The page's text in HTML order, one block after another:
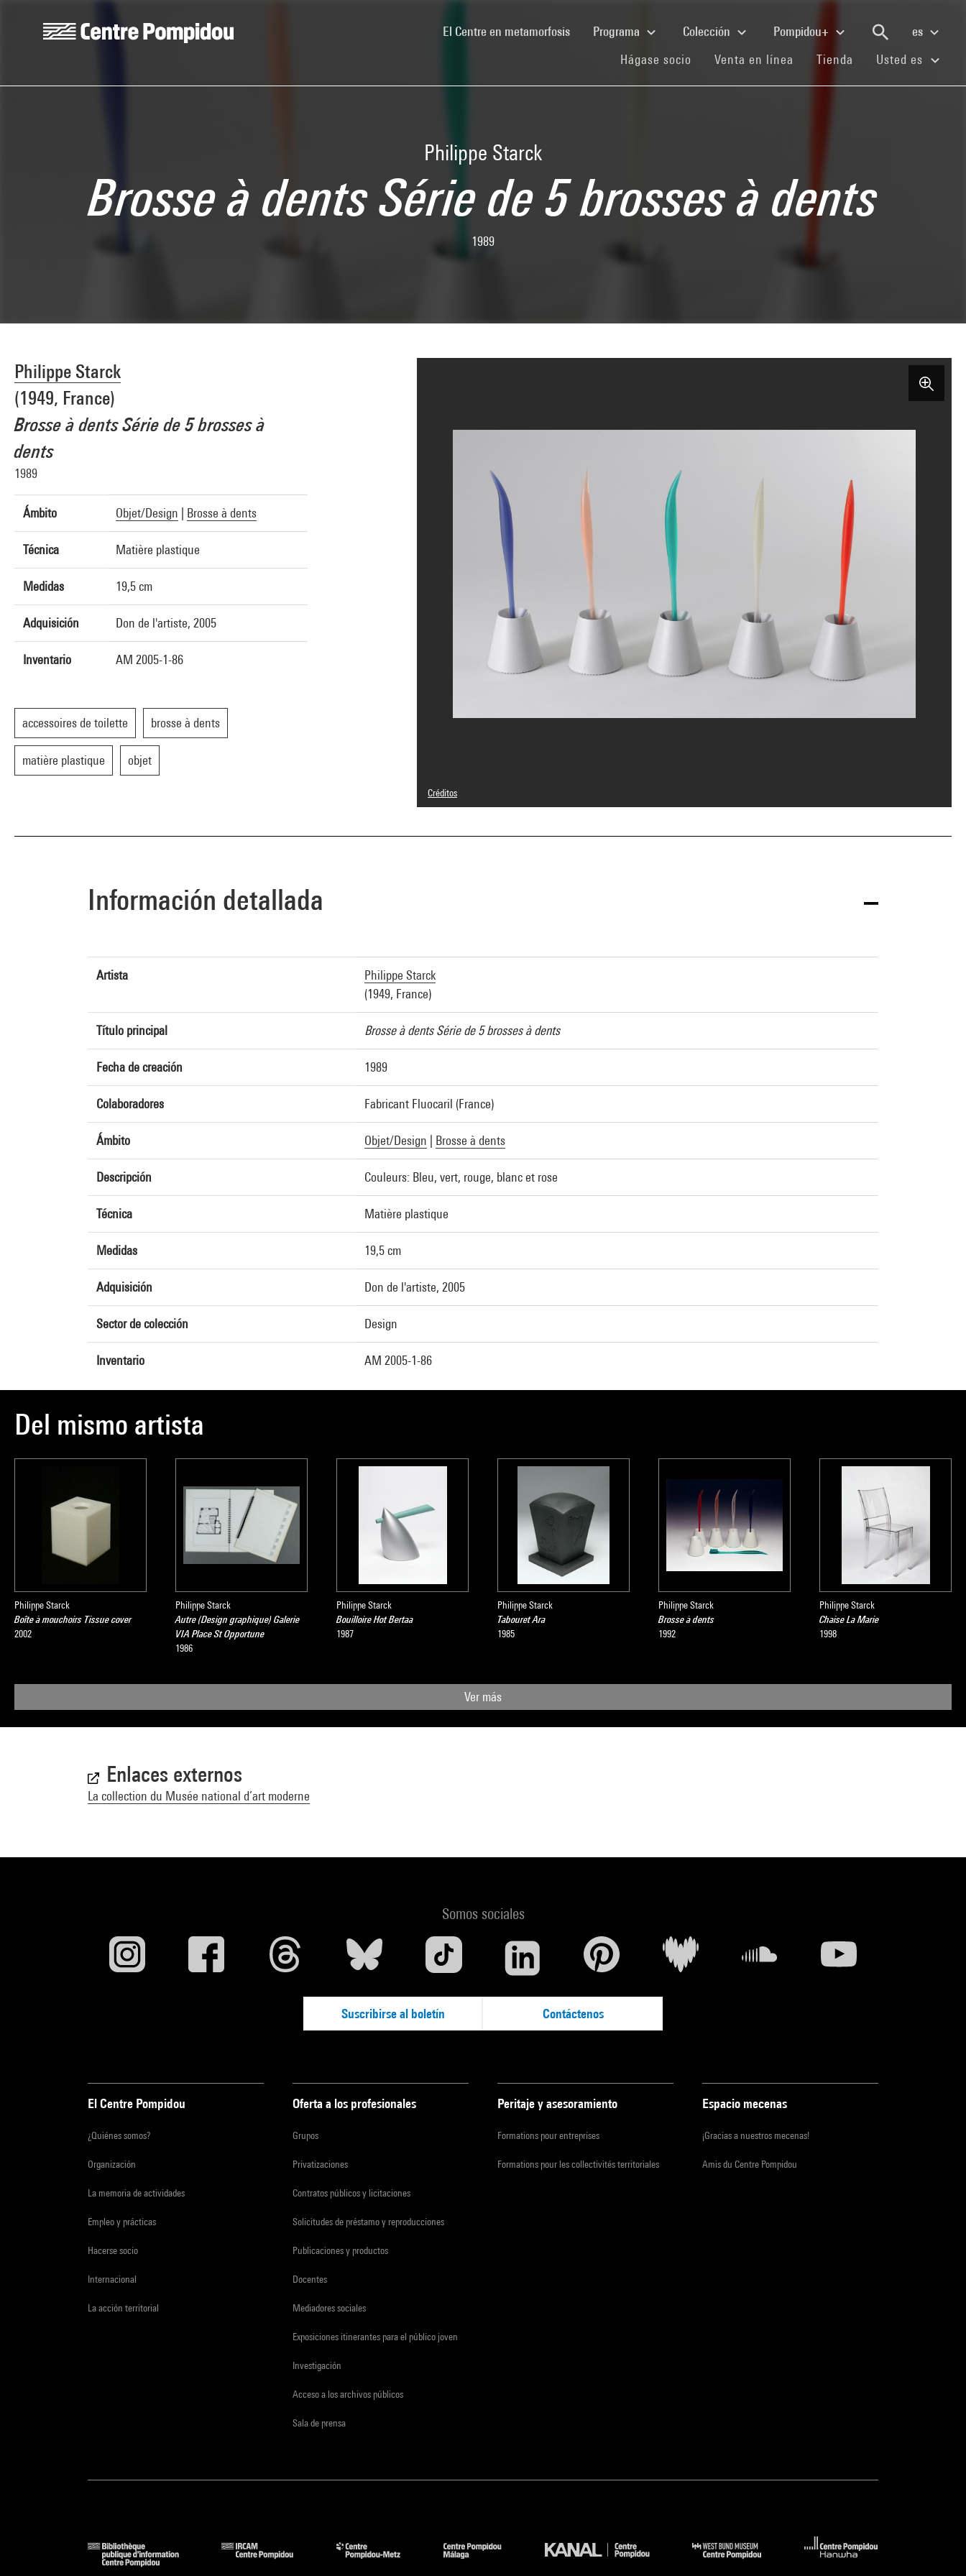
El Centre en metamorfosis(current)Programa Colección Pompidou+
es
Hágase socio (current)
Venta en línea (current)
Tienda (current)
Usted es
Philippe Starck
Brosse à dents Série de 5 brosses à dents
1989
Philippe Starck
(1949, France)
Brosse à dents Série de 5 brosses à
dents
1989
Ámbito Objet/Design Brosse à dents
Técnica Matière plastique
Medidas 19,5 cm
Adquisición Don de l'artiste, 2005
Inventario AM 2005-1-86
accessoires de toilette brosse à dents
matière plastique objet
Créditos
© Philippe Starck
Referencia de la imagen : 4N40721
Información detallada
Artista
Philippe Starck
(1949, France)
Título principal Brosse à dents Série de 5 brosses à dents
Fecha de creación 1989
Colaboradores Fabricant Fluocaril (France)
Ámbito Objet/Design Brosse à dents
Descripción Couleurs: Bleu, vert, rouge, blanc et rose
Técnica Matière plastique
Medidas 19,5 cm
Adquisición Don de l'artiste, 2005
Sector de colección Design
Inventario AM 2005-1-86
Del mismo artista
Philippe Starck
Boîte à mouchoirs Tissue cover
2002
Philippe Starck
Autre (Design graphique) Galerie
VIA Place St Opportune
1986
Philippe Starck
Bouilloire Hot Bertaa
1987
Philippe Starck
Tabouret Ara
1985
Philippe Starck
Brosse à dents
1992
Philippe Starck
Chaise La Marie
1998
Ver más
Enlaces externos
La collection du Musée national d’art moderne
Somos sociales
Suscribirse al boletín Contáctenos
El Centre Pompidou
¿Quiénes somos?
Organización
La memoria de actividades
Empleo y prácticas
Hacerse socio
Internacional
La acción territorial
Oferta a los profesionales
Grupos
Privatizaciones
Contratos públicos y licitaciones
Solicitudes de préstamo y reproducciones
Publicaciones y productos
Docentes
Mediadores sociales
Exposiciones itinerantes para el público joven
Investigación
Acceso a los archivos públicos
Sala de prensa
Peritaje y asesoramiento
Formations pour entreprises
Formations pour les collectivités territoriales
Espacio mecenas
¡Gracias a nuestros mecenas!
Amis du Centre Pompidou